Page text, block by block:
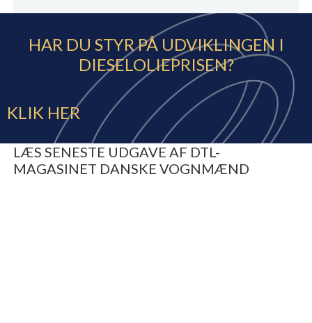
HAR DU STYR PÅ UDVIKLINGEN I
DIESELOLIEPRISEN?
KLIK HER
LÆS SENESTE UDGAVE AF DTL-
MAGASINET DANSKE VOGNMÆND